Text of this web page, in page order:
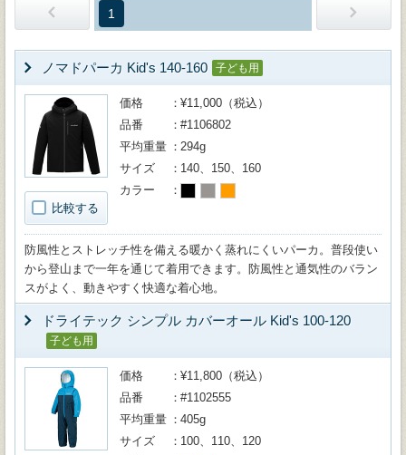
1
ノマドパーカ Kid's 140-160 子ども用
比較する
価格
¥11,000（税込）
品番
#1106802
平均重量
294g
サイズ
140、150、160
カラー
防風性とストレッチ性を備える暖かく蒸れにくいパーカ。普段使い
から登山まで一年を通じて着用できます。防風性と通気性のバラン
スがよく、動きやすく快適な着心地。
ドライテック シンプル カバーオール Kid's 100-120
子ども用
価格
¥11,800（税込）
品番
#1102555
平均重量
405g
サイズ
100、110、120